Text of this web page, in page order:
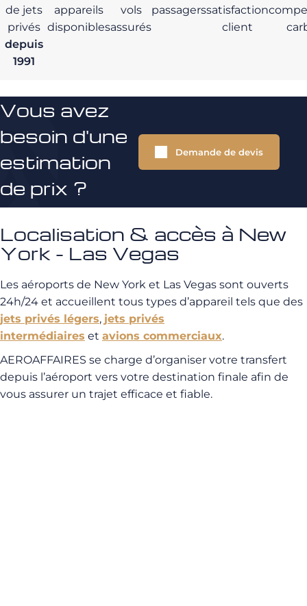
de jets
privés
depuis
1991
appareils
disponibles
vols
assurés
passagerssatisfaction
client
Vous avez
besoin d'une
estimation
de prix ?
Demande de devis
Localisation & accès à New
York - Las Vegas
Les aéroports de New York et Las Vegas sont ouverts
24h/24 et accueillent tous types d’appareil tels que des
jets privés légers, jets privés
intermédiaires et avions commerciaux.
AEROAFFAIRES se charge d’organiser votre transfert
depuis l’aéroport vers votre destination finale afin de
vous assurer un trajet efficace et fiable.